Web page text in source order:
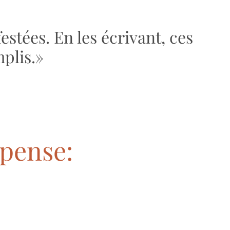
En les écrivant, ces